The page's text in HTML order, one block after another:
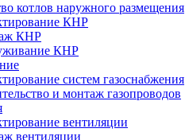
котлов наружного размещения
КНР
КНР
КНР
систем газоснабжения
и монтаж газопроводов
вентиляции
вентиляции